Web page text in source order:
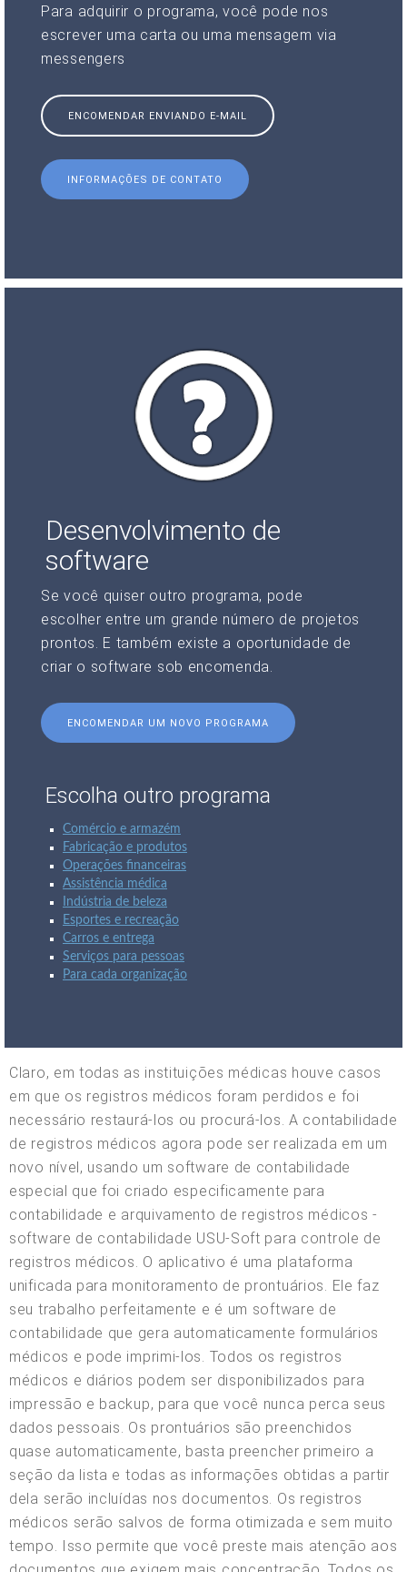
Para adquirir o programa, você pode nos
escrever uma carta ou uma mensagem via
messengers
ENCOMENDAR ENVIANDO E-MAIL
INFORMAÇÕES DE CONTATO
Desenvolvimento de
software
Se você quiser outro programa, pode
escolher entre um grande número de projetos
prontos. E também existe a oportunidade de
criar o software sob encomenda.
ENCOMENDAR UM NOVO PROGRAMA
Escolha outro programa
Comércio e armazém
Fabricação e produtos
Operações financeiras
Assistência médica
Indústria de beleza
Esportes e recreação
Carros e entrega
Serviços para pessoas
Para cada organização
Claro, em todas as instituições médicas houve casos
em que os registros médicos foram perdidos e foi
necessário restaurá-los ou procurá-los. A contabilidade
de registros médicos agora pode ser realizada em um
novo nível, usando um software de contabilidade
especial que foi criado especificamente para
contabilidade e arquivamento de registros médicos -
software de contabilidade USU-Soft para controle de
registros médicos. O aplicativo é uma plataforma
unificada para monitoramento de prontuários. Ele faz
seu trabalho perfeitamente e é um software de
contabilidade que gera automaticamente formulários
médicos e pode imprimi-los. Todos os registros
médicos e diários podem ser disponibilizados para
impressão e backup, para que você nunca perca seus
dados pessoais. Os prontuários são preenchidos
quase automaticamente, basta preencher primeiro a
seção da lista e todas as informações obtidas a partir
dela serão incluídas nos documentos. Os registros
médicos serão salvos de forma otimizada e sem muito
tempo. Isso permite que você preste mais atenção aos